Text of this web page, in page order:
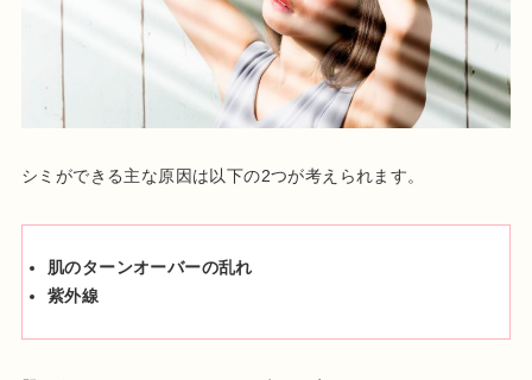
シミができる主な原因は以下の2つが考えられます。
肌のターンオーバーの乱れ
紫外線